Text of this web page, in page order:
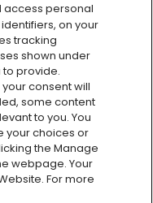
access personal
on your
tracking
shown under
provide.
consent will
some content
to you. You
your choices or
the Manage
webpage. Your
For more